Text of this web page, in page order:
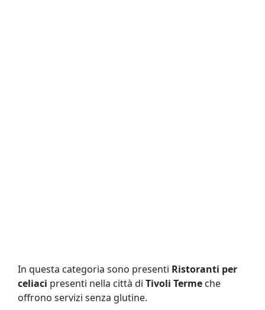
In questa categoria sono presenti Ristoranti per
celiaci presenti nella città di Tivoli Terme che
offrono servizi senza glutine.